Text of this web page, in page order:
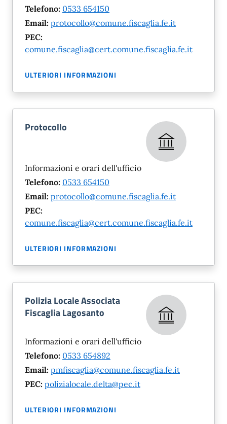
Telefono: 0533 654150
Email: protocollo@comune.fiscaglia.fe.it
PEC:
comune.fiscaglia@cert.comune.fiscaglia.fe.it
ULTERIORI INFORMAZIONI
Protocollo
Informazioni e orari dell'ufficio
Telefono: 0533 654150
Email: protocollo@comune.fiscaglia.fe.it
PEC:
comune.fiscaglia@cert.comune.fiscaglia.fe.it
ULTERIORI INFORMAZIONI
Polizia Locale Associata
Fiscaglia Lagosanto
Informazioni e orari dell'ufficio
Telefono: 0533 654892
Email: pmfiscaglia@comune.fiscaglia.fe.it
PEC: polizialocale.delta@pec.it
ULTERIORI INFORMAZIONI